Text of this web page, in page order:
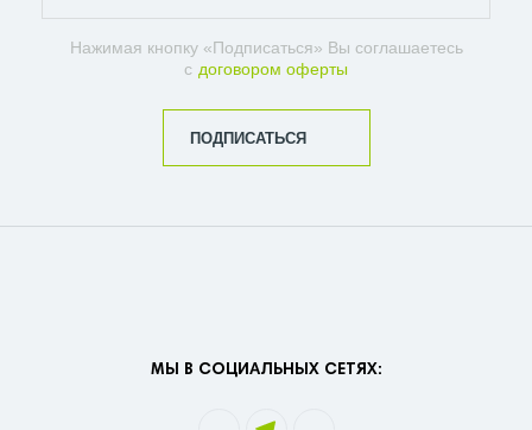
Нажимая кнопку «Подписаться» Вы соглашаетесь
с договором оферты
ПОДПИСАТЬСЯ
МЫ В СОЦИАЛЬНЫХ СЕТЯХ: